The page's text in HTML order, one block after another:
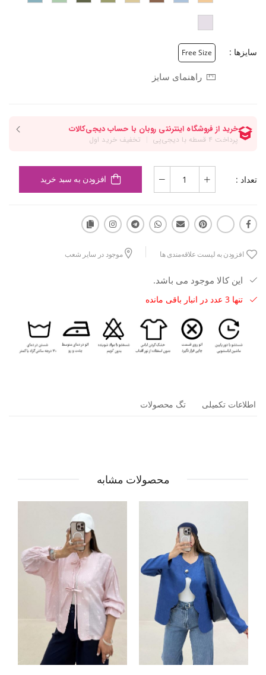
سایزها : Free Size
راهنمای سایز
تعداد : افزودن به سبد خرید
افزودن به لیست علاقه‌مندی ها موجود در سایر شعب
این کالا موجود می باشد.
تنها 3 عدد در انبار باقی مانده
اطلاعات تکمیلی تگ محصولات
محصولات مشابه